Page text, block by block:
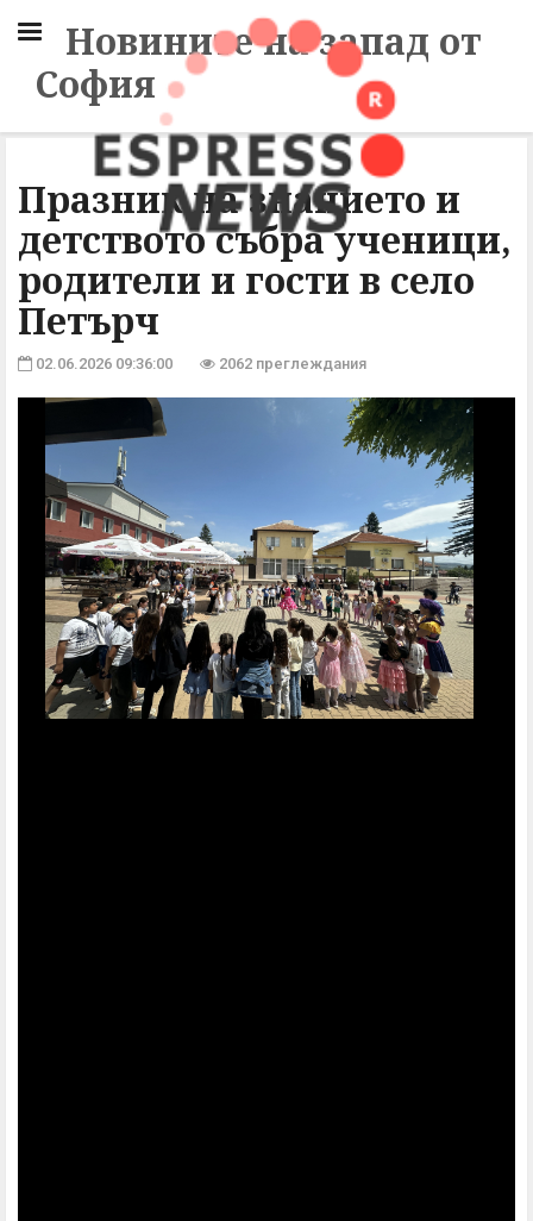
Новините на запад от
София
Празник на знанието и
детството събра ученици,
родители и гости в село
Петърч
02.06.2026 09:36:00 2062 преглеждания